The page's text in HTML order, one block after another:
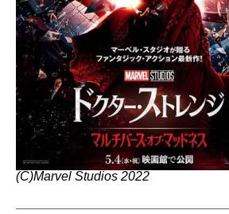
(C)Marvel Studios 2022